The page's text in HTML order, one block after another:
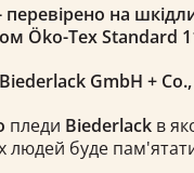
на
Öko-Tex Standard
GmbH +
пледи Biederlack в
людей буде